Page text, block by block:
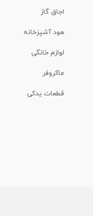
اجاق گاز
هود آشپزخانه
لوازم خانگی
ماكروفر
قطعات یدکی